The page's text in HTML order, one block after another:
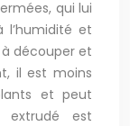
qui lui
l’humidité et
découper et
il est moins
et peut
extrudé est